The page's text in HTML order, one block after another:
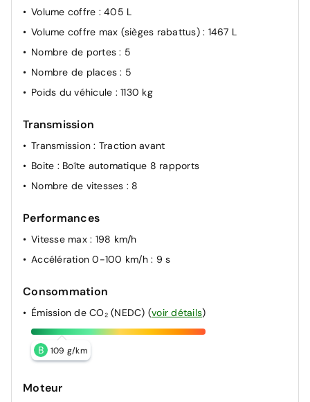
Volume coffre : 405 L
Volume coffre max (sièges rabattus) : 1467 L
Nombre de portes: 5
Nombre de places: 5
Poids du véhicule : 1130 kg
Transmission
Transmission: Traction avant
Boite : Boîte automatique 8 rapports
Nombre de vitesses : 8
Performances
Vitesse max : 198 km/h
Accélération 0-100 km/h : 9 s
Consommation
Émission de CO₂ (NEDC) (voir détails)
B 109 g/km
Moteur